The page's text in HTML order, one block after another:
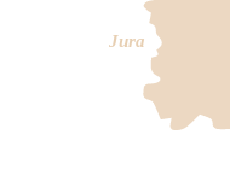
Jura